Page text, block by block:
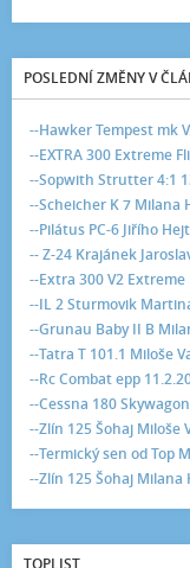
POSLEDNÍ ZMĚNY V
--Hawker Tempest mk
--EXTRA 300 Extreme
--Sopwith Strutter 4:1
--Scheicher K 7 Milana
--Pilátus PC-6 Jiřího
-- Z-24 Krajánek
--Extra 300 V2
--IL 2 Sturmovik
--Grunau Baby II B
--Tatra T 101.1 Miloše
--Rc Combat epp
--Cessna 180
--Zlín 125 Šohaj Miloše
--Termický sen od Top
--Zlín 125 Šohaj Milana